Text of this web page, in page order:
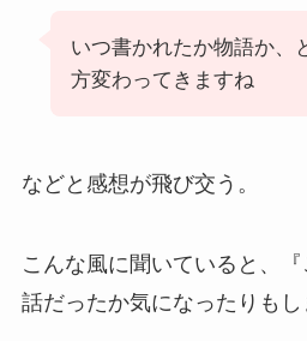
いつ書かれたか物語か、
方変わってきますね
などと感想が飛び交う。
こんな風に聞いていると、
話だったか気になったりもし